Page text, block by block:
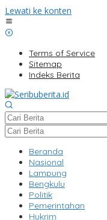
Lewati ke konten
Terms of Service
Sitemap
Indeks Berita
Beranda
Nasional
Lampung
Bengkulu
Politik
Pemerintahan
Hukrim